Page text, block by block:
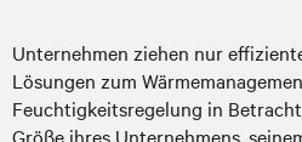
Unternehmen ziehen nur
Lösungen zum
Feuchtigkeitsregelung in
Größe ihres Unternehmens,